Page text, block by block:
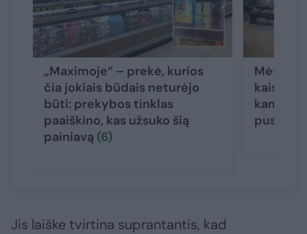
„Maximoje“ – prekė, kurios
čia jokiais būdais neturėjo
būti: prekybos tinklas
paaiškino, kas užsuko šią
painiavą (6)
kaista
kam
pusmetį
Jis laiške tvirtina suprantantis, kad